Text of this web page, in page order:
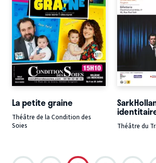
La petite graine
Théâtre de la Condition des
Soies
Théâtre du